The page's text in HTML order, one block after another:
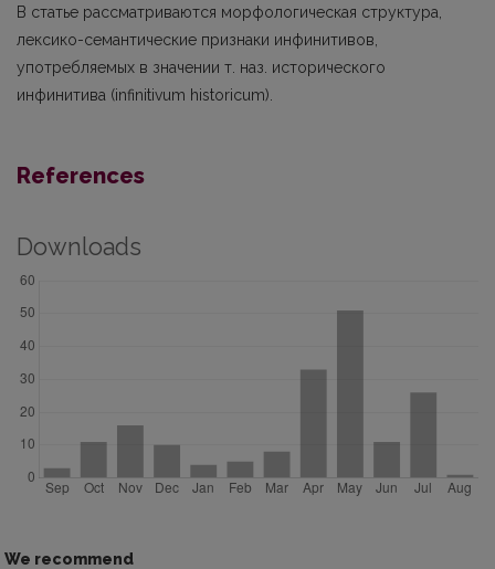
В статье рассматриваются морфологическая структура,
лексико-семантические признаки инфинитивов,
употребляемых в значении т. наз. исторического
инфинитива (infinitivum historicum).
References
Downloads
We recommend